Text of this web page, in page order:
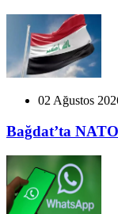
02 Ağustos
Bağdat’ta